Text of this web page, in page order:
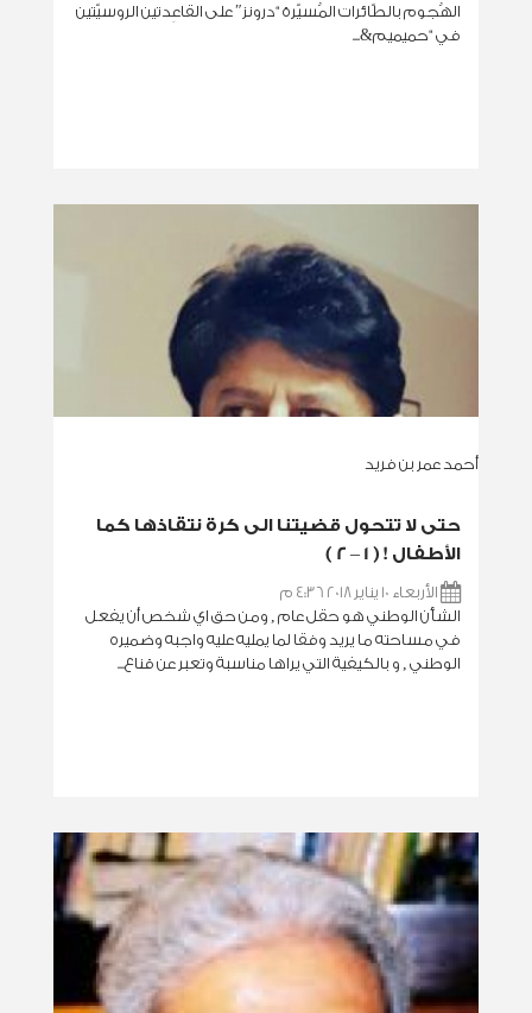
الهُجوم بالطّائرات المُسيّرة “درونز″ على القاعِدتين الروسيّتين
في “حميميم&...
أحمد عمر بن فريد
حتى لا تتحول قضيتنا الى كرة نتقاذها كما
الأطفال ! ( 1 – 2 )
الأربعاء 10 يناير 2018 4:36 م
الشأن الوطني هو حقل عام , ومن حق اي شخص أن يفعل
في مساحته ما يريد وفقا لما يمليه عليه واجبه وضميره
الوطني , و بالكيفية التي يراها مناسبة وتعبر عن قناع...